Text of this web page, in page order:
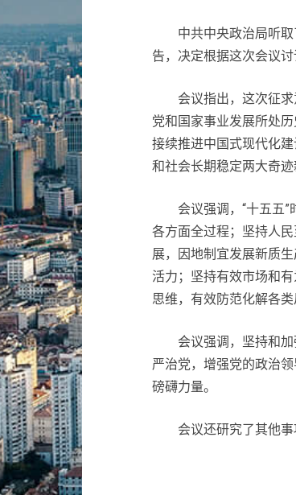
中共中央政治局听取
告，决定根据这次会议
会议指出，这次征求意
党和国家事业发展所处
接续推进中国式现代化
和社会长期稳定两大奇
会议强调，“十五五”
各方面全过程；坚持人
展，因地制宜发展新质
活力；坚持有效市场和
思维，有效防范化解各
会议强调，坚持和加
严治党，增强党的政治
磅礴力量。
会议还研究了其他事